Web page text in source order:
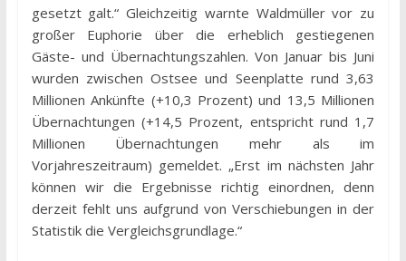
gesetzt galt.“ Gleichzeitig warnte Waldmüller vor zu
großer Euphorie über die erheblich gestiegenen
Gäste- und Übernachtungszahlen. Von Januar bis Juni
wurden zwischen Ostsee und Seenplatte rund 3,63
Millionen Ankünfte (+10,3 Prozent) und 13,5 Millionen
Übernachtungen (+14,5 Prozent, entspricht rund 1,7
Millionen Übernachtungen mehr als im
Vorjahreszeitraum) gemeldet. „Erst im nächsten Jahr
können wir die Ergebnisse richtig einordnen, denn
derzeit fehlt uns aufgrund von Verschiebungen in der
Statistik die Vergleichsgrundlage.“